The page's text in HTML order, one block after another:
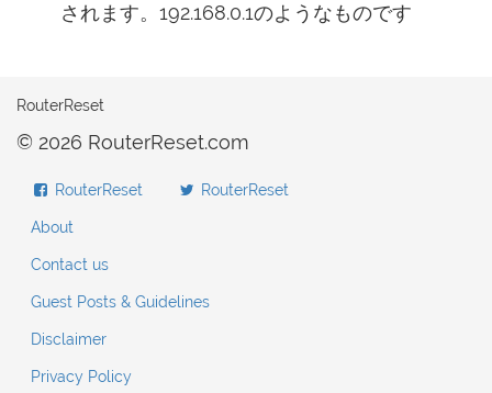
されます。192.168.0.1のようなものです
RouterReset
© 2026 RouterReset.com
RouterReset RouterReset
About
Contact us
Guest Posts & Guidelines
Disclaimer
Privacy Policy